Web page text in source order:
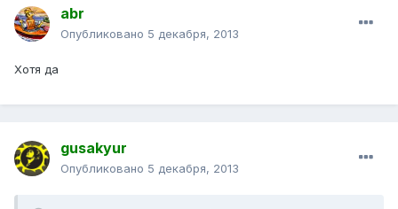
abr
Опубликовано 5 декабря, 2013
Хотя да
gusakyur
Опубликовано 5 декабря, 2013